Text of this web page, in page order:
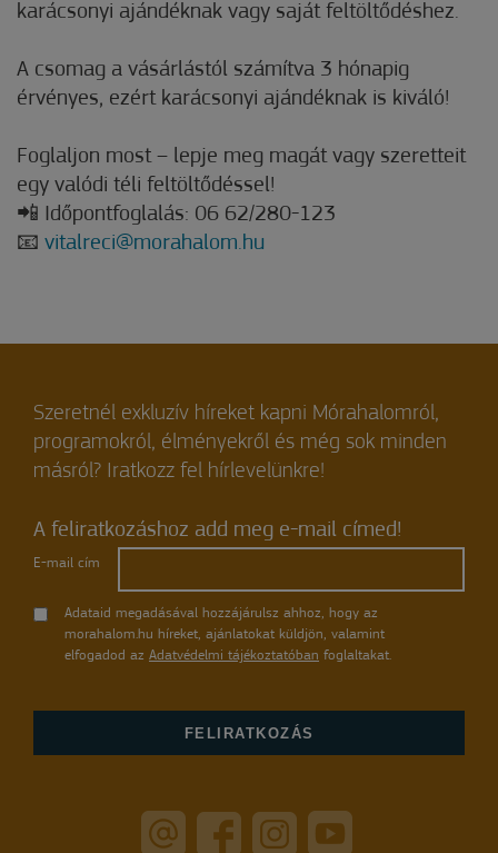
karácsonyi ajándéknak vagy saját feltöltődéshez.
A csomag a vásárlástól számítva 3 hónapig
érvényes, ezért karácsonyi ajándéknak is kiváló!
Foglaljon most – lepje meg magát vagy szeretteit
egy valódi téli feltöltődéssel!
📲 Időpontfoglalás: 06 62/280-123
📧 vitalreci@morahalom.hu
Szeretnél exkluzív híreket kapni Mórahalomról,
programokról, élményekről és még sok minden
másról? Iratkozz fel hírlevelünkre!
A feliratkozáshoz add meg e-mail címed!
E-mail cím
Adataid megadásával hozzájárulsz ahhoz, hogy az
morahalom.hu híreket, ajánlatokat küldjön, valamint
elfogadod az Adatvédelmi tájékoztatóban foglaltakat.